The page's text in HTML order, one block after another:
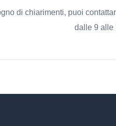
di chiarimenti, puoi
dalle 9 alle